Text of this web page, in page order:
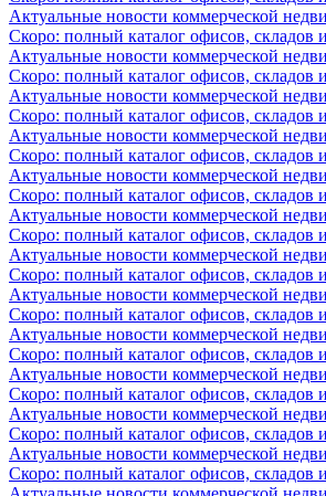
Актуальные новости коммерческой
Скоро: полный каталог офисов, складов
Актуальные новости коммерческой
Скоро: полный каталог офисов, складов
Актуальные новости коммерческой
Скоро: полный каталог офисов, складов
Актуальные новости коммерческой
Скоро: полный каталог офисов, складов
Актуальные новости коммерческой
Скоро: полный каталог офисов, складов
Актуальные новости коммерческой
Скоро: полный каталог офисов, складов
Актуальные новости коммерческой
Скоро: полный каталог офисов, складов
Актуальные новости коммерческой
Скоро: полный каталог офисов, складов
Актуальные новости коммерческой
Скоро: полный каталог офисов, складов
Актуальные новости коммерческой
Скоро: полный каталог офисов, складов
Актуальные новости коммерческой
Скоро: полный каталог офисов, складов
Актуальные новости коммерческой
Скоро: полный каталог офисов, складов